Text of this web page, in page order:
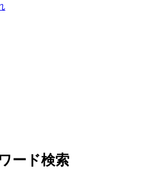
ード検索